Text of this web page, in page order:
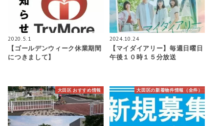
2020.5.1
【ゴールデンウィーク休業期間
につきまして】
2024.10.24
【マイダイアリー】毎週日曜日
午後１０時１５分放送
大田区 おすすめ情報 大田区の新着物件情報（全件）